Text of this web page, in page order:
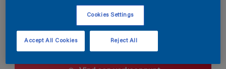
Verfcalculator
Bereken
Cookies Settings
Reject All
Accept All Cookies